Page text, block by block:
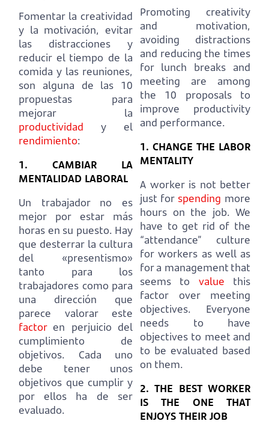
Fomentar la creatividad
y la motivación, evitar
las distracciones y
reducir el tiempo de la
comida y las reuniones,
son alguna de las 10
propuestas para
mejorar la
productividad y el
rendimiento:
1. CAMBIAR LA
MENTALIDAD LABORAL
Un trabajador no es
mejor por estar más
horas en su puesto. Hay
que desterrar la cultura
del «presentismo»
tanto para los
trabajadores como para
una dirección que
parece valorar este
factoren perjuicio del
cumplimiento de
objetivos.
Cada uno
debe tener unos
objetivos que cumplir y
por ellos ha de ser
evaluado.
Promoting creativity
and motivation,
avoiding distractions
and reducing the times
for lunch breaks and
meeting are among
the 10 proposals to
improve productivity
and performance.
1. CHANGE THE LABOR
MENTALITY
A worker is not better
just for spending more
hours on the job. We
have to get rid of the
“attendance” culture
for workers as well as
for a management that
seems to value this
factor over meeting
objectives.
Everyone
needs to have
objectives to meet and
to be evaluated based
on them.
2. THE BEST WORKER
IS THE ONE THAT
ENJOYS THEIR JOB